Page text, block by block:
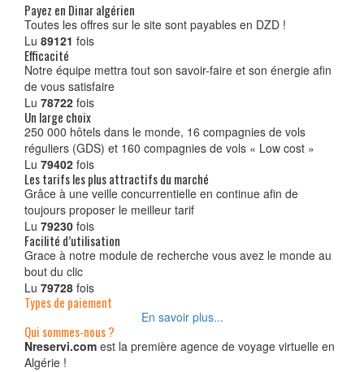
Payez en Dinar algérien
Toutes les offres sur le site sont payables en DZD !
Lu 89121 fois
Efficacité
Notre équipe mettra tout son savoir-faire et son énergie afin
de vous satisfaire
Lu 78722 fois
Un large choix
250 000 hôtels dans le monde, 16 compagnies de vols
réguliers (GDS) et 160 compagnies de vols « Low cost »
Lu 79402 fois
Les tarifs les plus attractifs du marché
Grâce à une veille concurrentielle en continue afin de
toujours proposer le meilleur tarif
Lu 79230 fois
Facilité d’utilisation
Grace à notre module de recherche vous avez le monde au
bout du clic
Lu 79728 fois
Types de paiement
En savoir plus...
Qui sommes-nous ?
Nreservi.com est la première agence de voyage virtuelle en
Algérie !